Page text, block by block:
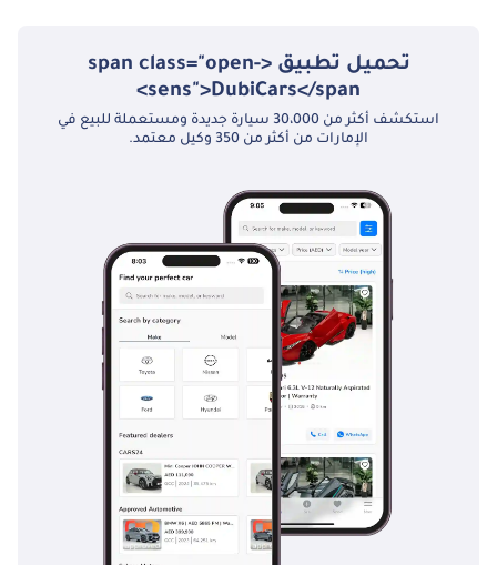
تحميل تطبيق <span class="open-
sens">DubiCars</span>
استكشف أكثر من 30،000 سيارة جديدة ومستعملة للبيع في
الإمارات من أكثر من 350 وكيل معتمد.